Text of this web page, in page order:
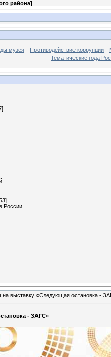
района]
музея Противодействие коррупции
Тематические года
России
на выставку «Следующая остановка -
- ЗАГС»